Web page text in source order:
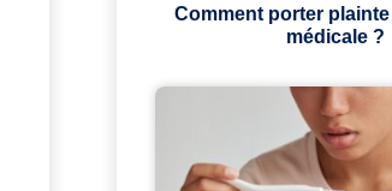
Comment porter
médicale ?